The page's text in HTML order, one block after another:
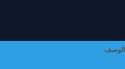
S167
RC
الوصف